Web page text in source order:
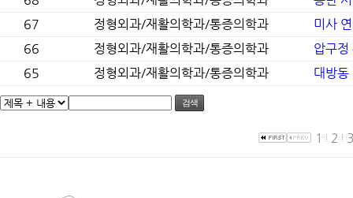
67
정형외과/재활의학과/통증의학과
미사
66
정형외과/재활의학과/통증의학과
압구정
65
정형외과/재활의학과/통증의학과 대방동
검색
1 2